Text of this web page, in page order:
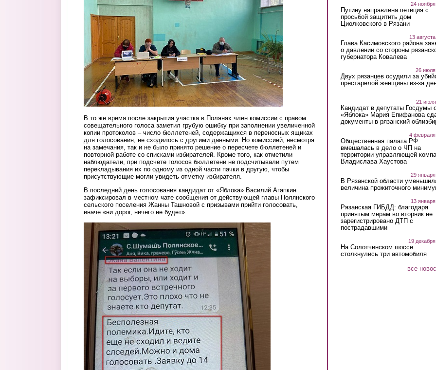
В то же время после закрытия участка в Полянах член комиссии с правом
совещательного голоса заметил грубую ошибку при заполнении увеличенной
копии протоколов – число бюллетеней, содержащихся в переносных ящиках
для голосования, не сходилось с другими данными. Но комиссией, несмотря
на замечания, так и не было принято решение о пересчете бюллетеней и
повторной работе со списками избирателей. Кроме того, как отметили
наблюдатели, при подсчете голосов бюллетени не подсчитывали путем
перекладывания их по одному из одной части пачки в другую, чтобы
присутствующие могли увидеть отметку избирателя.
В последний день голосования кандидат от «Яблока» Василий Агапкин
зафиксировал в местном чате сообщения от действующей главы Полянского
сельского поселения Жанны Ташновой с призывами прийти голосовать,
иначе «ни дорог, ничего не будет».
skrin2.jpg
24
Путину направлена петиция с
просьбой защитить дом
Циолковского в Рязани
13
Глава Касимовского района
о давлении со стороны
губернатора Ковалева
26
Двух рязанцев осудили за
престарелой женщины из-за
21
Кандидат в депутаты Госдумы
«Яблока» Мария Епифанова
документы в рязанский
4 февраля
Общественная палата РФ
вмешалась в дело о ЧП на
территории управляющей
Владислава Хаустова
29
В Рязанской области
величина прожиточного
13
Рязанская ГИБДД: благодаря
принятым мерам во вторник не
зарегистрировано ДТП с
пострадавшими
19
На Солотчинском шоссе
столкнулись три автомобиля
все